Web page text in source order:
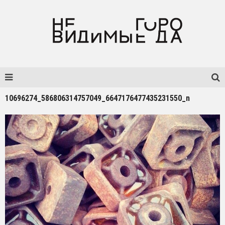
10696274_586806314757049_6647176477435231550_n